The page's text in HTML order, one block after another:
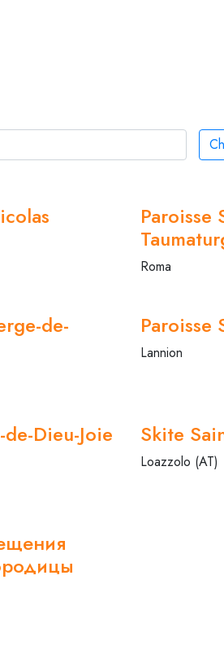
Paroisse
Roma
de-
Paroisse
Lannion
Dieu-Joie
Skite
Loazzolo (AT)